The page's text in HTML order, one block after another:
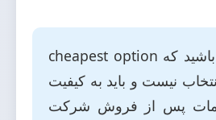
به خاطر داشته باشید که cheapest option
نیست و باید به کیفیت
پس از فروش شرکت